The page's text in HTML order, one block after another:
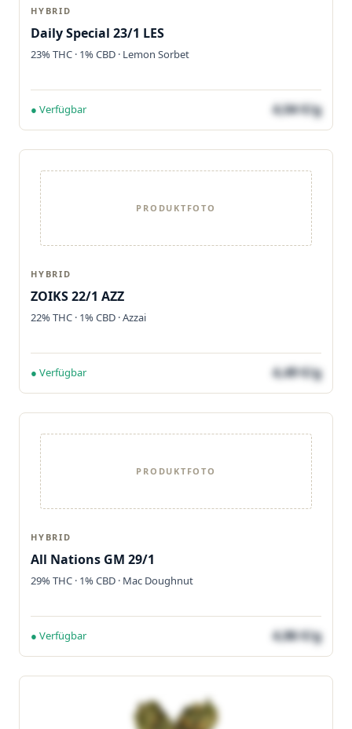
HYBRID
Daily Special 23/1 LES
23% THC · 1% CBD · Lemon Sorbet
● Verfügbar 4,04 €/g
PRODUKTFOTO
HYBRID
ZOIKS 22/1 AZZ
22% THC · 1% CBD · Azzai
● Verfügbar 4,49 €/g
PRODUKTFOTO
HYBRID
All Nations GM 29/1
29% THC · 1% CBD · Mac Doughnut
● Verfügbar 4,86 €/g